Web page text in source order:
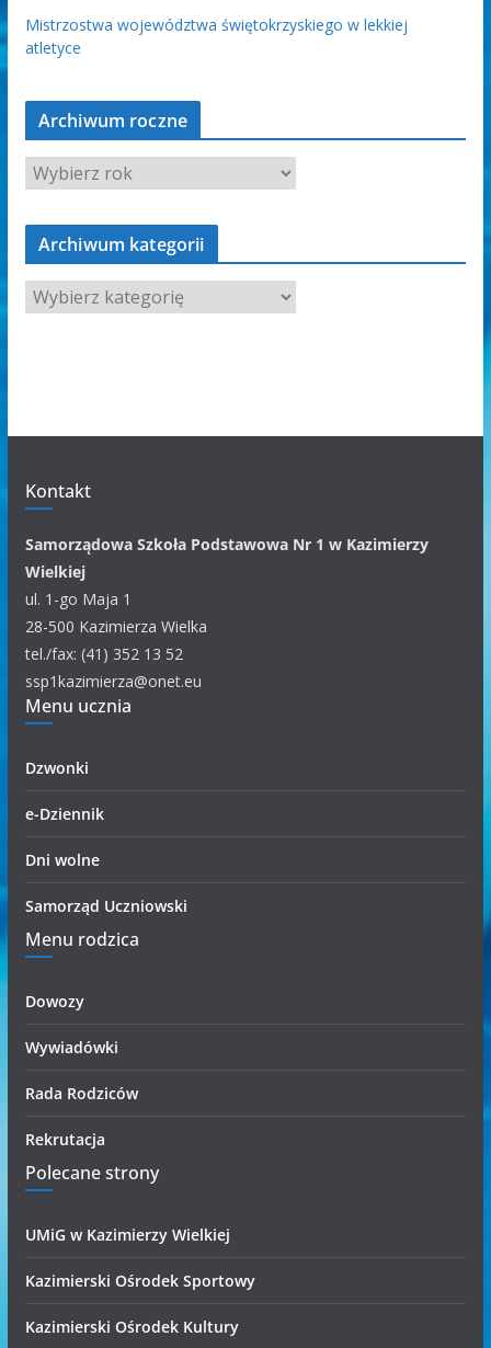
Mistrzostwa województwa świętokrzyskiego w lekkiej
atletyce
Archiwum roczne
Archiwum kategorii
A
r
m
k
a
t
e
g
o
r
i
i
Kontakt
Samorządowa Szkoła Podstawowa Nr 1 w Kazimierzy
Wielkiej
ul. 1-go Maja 1
28-500 Kazimierza Wielka
tel./fax: (41) 352 13 52
ssp1kazimierza@onet.eu
Menu ucznia
Dzwonki
e-Dziennik
Dni wolne
Samorząd Uczniowski
Menu rodzica
Dowozy
Wywiadówki
Rada Rodziców
Rekrutacja
Polecane strony
UMiG w Kazimierzy Wielkiej
Kazimierski Ośrodek Sportowy
Kazimierski Ośrodek Kultury